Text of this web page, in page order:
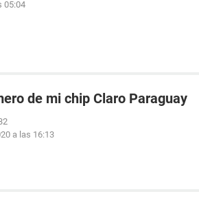
05:04
de mi chip Claro Paraguay
a las 16:13